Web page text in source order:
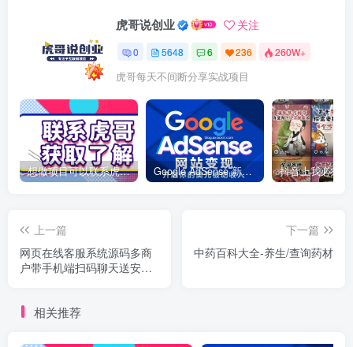
虎哥说创业 关注
0 5648 6 236 260W+
虎哥每天不间断分享实战项目
想做项目可以联系虎哥微信 虎哥一对一解答并且远程视频教学 Google AdSense 新手接入教程：虎哥手把手教你用网站赚取美元收入
上一篇
网页在线客服系统源码多商
户带手机端扫码聊天送安装
下一篇
中药百科大全-养生/查询药材
相关推荐